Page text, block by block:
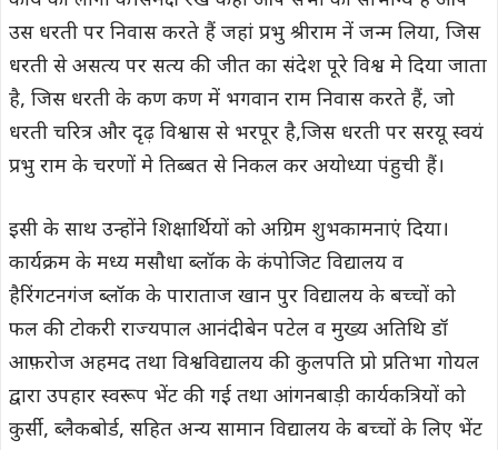
उस धरती पर निवास करते हैं जहां प्रभु श्रीराम नें जन्म लिया, जिस
धरती से असत्य पर सत्य की जीत का संदेश पूरे विश्व मे दिया जाता
है, जिस धरती के कण कण में भगवान राम निवास करते हैं, जो
धरती चरित्र और दृढ़ विश्वास से भरपूर है,जिस धरती पर सरयू स्वयं
प्रभु राम के चरणों मे तिब्बत से निकल कर अयोध्या पंहुची हैं।
इसी के साथ उन्होंने शिक्षार्थियों को अग्रिम शुभकामनाएं दिया।
कार्यक्रम के मध्य मसौधा ब्लॉक के कंपोजिट विद्यालय व
हैरिंगटनगंज ब्लॉक के पाराताज खान पुर विद्यालय के बच्चों को
फल की टोकरी राज्यपाल आनंदीबेन पटेल व मुख्य अतिथि डॉ
आफ़रोज अहमद तथा विश्वविद्यालय की कुलपति प्रो प्रतिभा गोयल
द्वारा उपहार स्वरूप भेंट की गई तथा आंगनबाड़ी कार्यकत्रियों को
कुर्सी, ब्लैकबोर्ड, सहित अन्य सामान विद्यालय के बच्चों के लिए भेंट